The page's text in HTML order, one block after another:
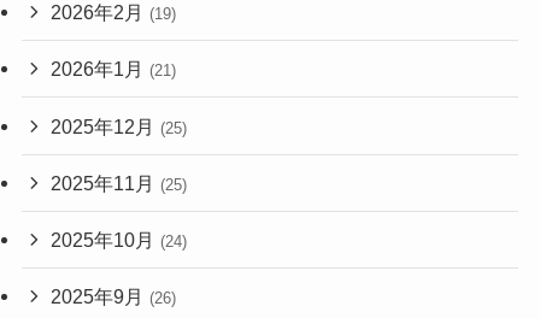
2026年2月 (19)
2026年1月 (21)
2025年12月 (25)
2025年11月 (25)
2025年10月 (24)
2025年9月 (26)